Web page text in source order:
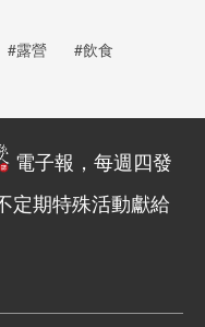
#露營 #飲食
電子報，每週四發
定期特殊活動獻給